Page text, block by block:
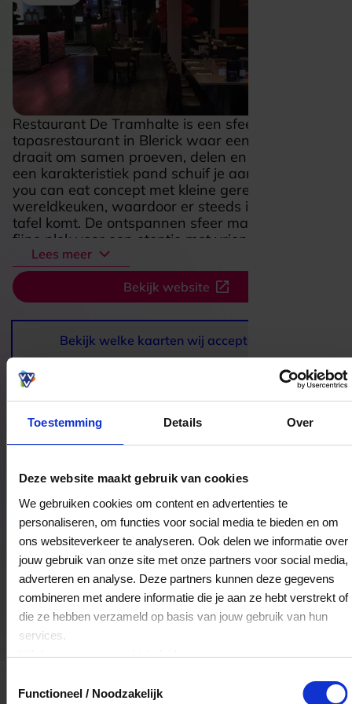
Toestemming Details Over
Deze website maakt gebruik van cookies
We gebruiken cookies om content en advertenties te
personaliseren, om functies voor social media te bieden en om
ons websiteverkeer te analyseren. Ook delen we informatie over
jouw gebruik van onze site met onze partners voor social media,
adverteren en analyse. Deze partners kunnen deze gegevens
combineren met andere informatie die je aan ze hebt verstrekt of
die ze hebben verzameld op basis van jouw gebruik van hun
services.
Klikhiervoor ons cookiebeleid.
Functioneel / Noodzakelijk
Restaurant De Tramhalte is een sfeervol
tapasrestaurant in Blerick waar een avond uit
draait om samen proeven, delen en ontdekken. In
een karakteristiek pand schuif je aan voor een all
you can eat concept met kleine gerechten uit de
wereldkeuken, waardoor er steeds iets nieuws op
tafel komt. De ontspannen sfeer maakt het een
fijne plek voor een etentje met vrienden, familie of
collega’s, terwijl de vlotte rondes en gevarieerde
kaart zorgen voor een levendige en gezellige
dinerervaring. Ook wie vegetarisch eet vindt hier
volop keuze, en met bezorgen en afhalen is De
Tramhalte bovendien meer dan alleen een leuke
plek om uit eten te gaan.
Lees meer
Bekijk website
Bekijk welke kaarten wij accepteren
Bestedingslocaties
Restaurant De Tramhalte
Antoniusplein 4
5921GV Venlo
Veelgestelde Vragen
Hoelang blijft mijn saldo geldig?